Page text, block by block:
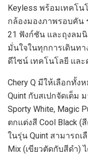
Keyless พร้อมเทคโ
กล้องมองภาพรอบคัน
21 ฟังก์ชัน และถุงลม
มั่นใจในทุกการเดินท
ดีไซน์ เทคโนโลยี แล
Chery Q มีให้เลือกทั้ง
Quint กับสเปกจัดเต็ม
Sporty White, Magic
ตกแต่งสี Cool Black (
ในรุ่น Quint สามารถ
Mix (เขียวตัดกับสีดำ)